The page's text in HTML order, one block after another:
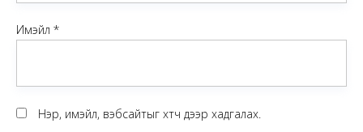
Имэйл *
Нэр, имэйл, вэбсайтыг хөтөч дээр хадгалах.